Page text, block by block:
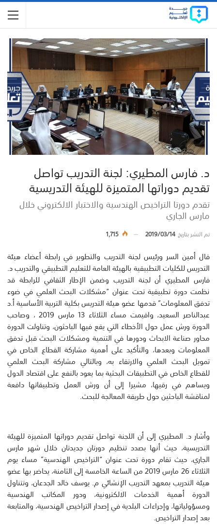
د. فارس المطيري: لجنة التدريب تواصل
تقديم دوراتها المتميزة للهيئة التدريسية
تقدم دورتا التراخيص الهندسية والاختبار الالكتروني خلال
مارس الجاري
تم النشر بتاريخ2019/03/14
1,715
قال أمين السر ورئيس لجنة التدريب والتطوير في رابطة أعضاء هيئة
التدريس للكليات التطبيقية بالهيئة العامة للتعليم التطبيقي والتدريب د.
فارس المطيري أن لجنة التدريب وضمن الإطار الثقافي للرابطة قد
نظمت دورة تطبيقية تحت عنوان “مشكلات البحث العلمي في ضوء
تدفق المعلومات” قدمها عضو هيئة التدريس بكلية التربية الأساسية أ.د
عبدالناصر السعيد، واقيمت مساء الثلاثاء 13 مارس 2019 ، وصاحب
الدورة ورش عمل حول الأخطاء التي يقع فيها الباحثون، وتناولت الدورة
محاور صناعة الابحاث ودورها في التنمية ومشكلات البحث قبل تدفق
المعلومات وبعدها، والتأكيد على أهمية مشاركة القطاع الخاص في
تمويل البحث العلمي والارتقاء به، وبالتالي مشاركة البحث العلمي
للقطاع الخاص في التطبيقات البحثية بما يعود بالنفع على اقتصاد الدول
ويساهم في رقيها، مشيرا إلى أن ورش العمل وتطبيقاتها دافعة
لمناقشة الباحثين حول طريقة المعالجة للبحث.
وأشار د. المطيري إلى أن اللجنة تواصل تقديم دوراتها المتميزة للهيئة
التدريسية، حيث أنها بصدد تنظيم دورتان جديدتان خلال شهر مارس
الجاري، حيث تقام دورة تحت عنوان “التراخيص الهندسية” مساء يوم
الثلاثاء 26 مارس 2019 من الساعة الخامسة إلى الثامنة، يحاضر بها عضو
هيئة التدريب بمعهد التدريب الإنشائي م. يوسف خالد الجدعان، وتتناول
الدورة أهمية الخدمات الالكترونية، ودور المكاتب الهندسية
ومسؤولياتها، وإجراءات البلدية في إصدار التراخيص الهندسية، والمتابعة
بعد إصدار التراخيص.